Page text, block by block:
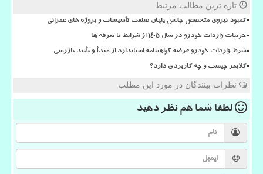
تازه ترین مطالب مرتبط
کمبود نیروی متخصص چالش پنهان صنعت تأسیسات و پروژه های عمرانی
جزییات واردات خودرو در سال ۱۴۰۵ از شرایط تا تعرفه ها
شرط واردات خودرو عرضه گواهینامه استاندارد از مبدأ و تأیید بازرسی
کلایمر چیست و چه کاربردی دارد؟
نظرات بینندگان در مورد این مطلب
لطفا شما همنظر دهید